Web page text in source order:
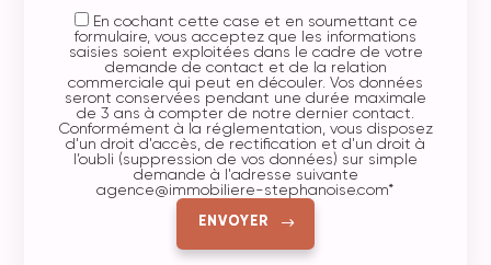
En cochant cette case et en soumettant ce
formulaire, vous acceptez que les informations
saisies soient exploitées dans le cadre de votre
demande de contact et de la relation
commerciale qui peut en découler. Vos données
seront conservées pendant une durée maximale
de 3 ans à compter de notre dernier contact.
Conformément à la réglementation, vous disposez
d'un droit d'accès, de rectification et d'un droit à
l’oubli (suppression de vos données) sur simple
demande à l'adresse suivante
agence@immobiliere-stephanoise.com*
ENVOYER